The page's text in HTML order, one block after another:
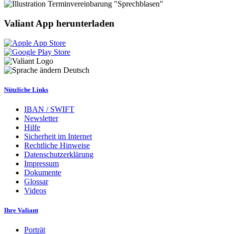
Valiant App herunterladen
Deutsch
Nützliche Links
IBAN / SWIFT
Newsletter
Hilfe
Sicherheit im Internet
Rechtliche Hinweise
Datenschutzerklärung
Impressum
Dokumente
Glossar
Videos
Ihre Valiant
Porträt